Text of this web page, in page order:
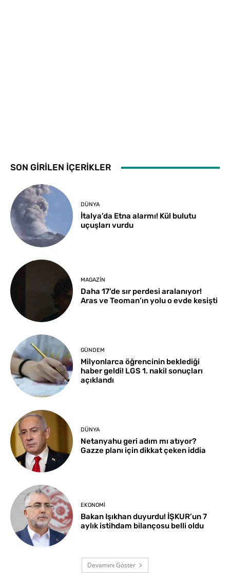
SON GİRİLEN İÇERİKLER
DÜNYA
İtalya’da Etna alarmı! Kül bulutu
uçuşları vurdu
MAGAZIN
Daha 17’de sır perdesi aralanıyor!
Aras ve Teoman’ın yolu o evde kesişti
GÜNDEM
Milyonlarca öğrencinin beklediği
haber geldi! LGS 1. nakil sonuçları
açıklandı
DÜNYA
Netanyahu geri adım mı atıyor?
Gazze planı için dikkat çeken iddia
EKONOMI
Bakan Işıkhan duyurdu! İŞKUR’un 7
aylık istihdam bilançosu belli oldu
Devamını Göster